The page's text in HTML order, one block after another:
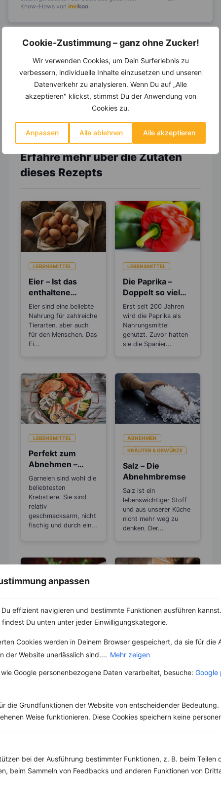
Cookie-Zustimmung – ganz ohne Zucker!
Wir verwenden Cookies, um Dein Surferlebnis zu
verbessern, individuelle Inhalte einzusetzen und unseren
Datenverkehr zu analysieren. Wenn Du auf „Alle
akzeptieren" klickst, stimmst Du der Anwendung von
Cookies zu.
Anpassen Alle ablehnen Alle akzeptieren
anpassen
effizient navigieren und bestimmte Funktionen ausführen
Du unten unter jeder Einwilligungskategorie.
Cookies werden in Deinem Browser gespeichert, da sie für die
der Website unerlässlich sind.... Mehr zeigen
Google personenbezogene Daten verarbeitet, besuche: Google
die Grundfunktionen der Website von entscheidender Bedeutung.
Weise funktionieren. Diese Cookies speichern keine
bei der Ausführung bestimmter Funktionen, z. B. beim Teilen
beim Sammeln von Feedbacks und anderen Funktionen von
Know-Hows von invikoo
Wochenplaner,dynamische
Einkaufsliste und noch mehr?
viele hilfreiche und zeitsparende Möglichkeiten,
um Deine Ernährung optimal zu gestalten.
Erfahre mehr über die Zutaten
dieses Rezepts
LEBENSMITTEL
Eier – Ist das
enthaltene
Cholesterin
gesundheitsschä
dlich?
Eier sind eine beliebte
Nahrung für zahlreiche
Tierarten, aber auch
für den Menschen. Das
Ei...
LEBENSMITTEL
Die Paprika –
Doppelt so viel
Vitamin C, wie die
Zitrone
Erst seit 200 Jahren
wird die Paprika als
Nahrungsmittel
genutzt. Zuvor hatten
sie die Spanier...
LEBENSMITTEL
Perfekt zum
Abnehmen –
Garnelen,
Krabben und
Scampis
Garnelen sind wohl die
beliebtesten
Krebstiere. Sie sind
relativ
geschmacksarm, nicht
fischig und durch ein...
ABNEHMEN
KRÄUTER & GEWÜRZE
Salz – Die
Abnehmbremse
Salz ist ein
lebenswichtiger Stoff
und aus unserer Küche
nicht mehr weg zu
denken. Der...
KRÄUTER & GEWÜRZE
Pfeffer- Die
zwischen den
Sorten
Pfeffers ist die
KRÄUTER & GEWÜRZE
Muskatnuss mit
heißer Milch – Die
natürliche
Einschlafhilfe
gehört zur Familie der
als...
Weitere Low Carb Rezepte